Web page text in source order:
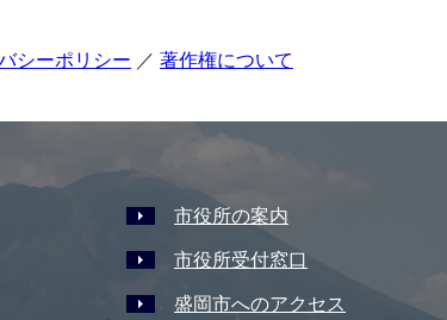
シーポリシー 著作権について
市役所の案内
市役所受付窓口
盛岡市へのアクセス